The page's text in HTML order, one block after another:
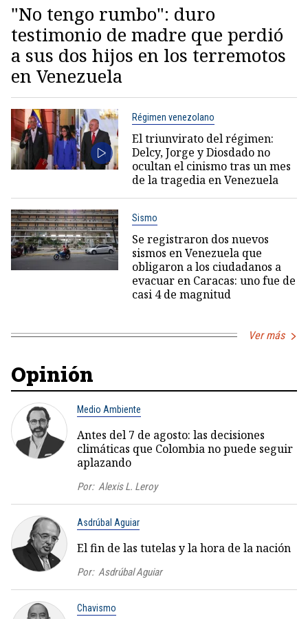
"No tengo rumbo": duro
testimonio de madre que perdió
a sus dos hijos en los terremotos
en Venezuela
Régimen venezolano
El triunvirato del régimen:
Delcy, Jorge y Diosdado no
ocultan el cinismo tras un mes
de la tragedia en Venezuela
Sismo
Se registraron dos nuevos
sismos en Venezuela que
obligaron a los ciudadanos a
evacuar en Caracas: uno fue de
casi 4 de magnitud
Ver más
Opinión
Medio Ambiente
Antes del 7 de agosto: las decisiones
climáticas que Colombia no puede seguir
aplazando
Por: Alexis L. Leroy
Asdrúbal Aguiar
El fin de las tutelas y la hora de la nación
Por: Asdrúbal Aguiar
Chavismo